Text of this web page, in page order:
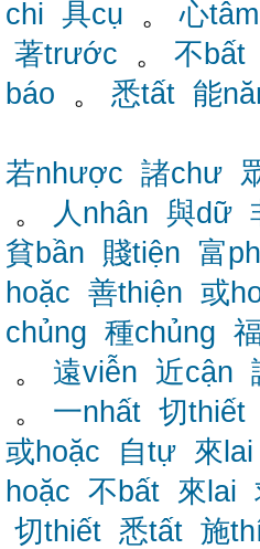
chi 具cụ 。心tâm
著trước 。 不bất
báo 。 悉tất 能
若nhược 諸chư
。
人nhân 與dữ
貧bần 賤tiện 富
hoặc 善thiện 或
chủng 種chủng
。 遠viễn 近cận
。 一nhất 切thiết
或hoặc
自tự 來lai
hoặc 不bất 來lai
切thiết 悉tất 施